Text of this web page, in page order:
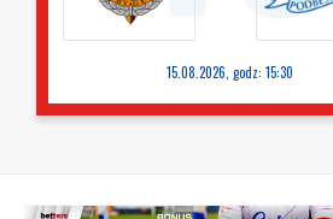
15.08.2026, godz: 15:30